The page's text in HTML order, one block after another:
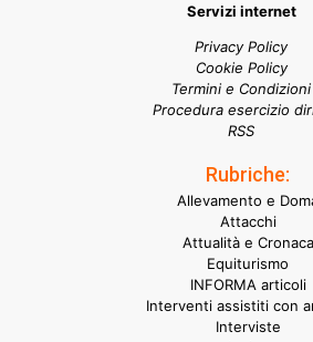
Servizi internet
Privacy Policy
Cookie Policy
Termini e Condizioni
Procedura esercizio
RSS
Rubriche:
Allevamento e
Attacchi
Attualità e Cronaca
Equiturismo
INFORMA articoli
Interventi assistiti con
Interviste